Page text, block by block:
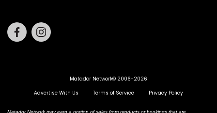
Facebook
Matador Network© 2006-2026
Advertise With Us
Terms of Service Privacy Policy
Matador Network may earn a portion of sales from products or bookings that are